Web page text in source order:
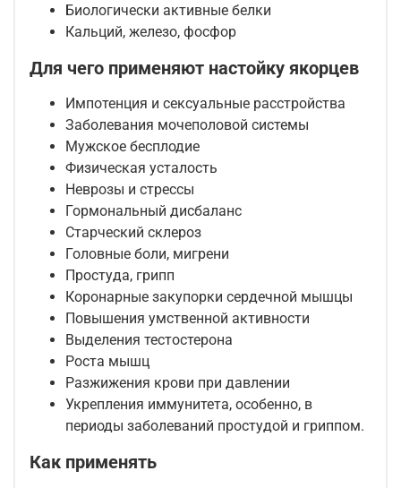
Биологически активные белки
Кальций, железо, фосфор
Для чего применяют настойку якорцев
Импотенция и сексуальные расстройства
Заболевания мочеполовой системы
Мужское бесплодие
Физическая усталость
Неврозы и стрессы
Гормональный дисбаланс
Старческий склероз
Головные боли, мигрени
Простуда, грипп
Коронарные закупорки сердечной мышцы
Повышения умственной активности
Выделения тестостерона
Роста мышц
Разжижения крови при давлении
Укрепления иммунитета, особенно, в
периоды заболеваний простудой и гриппом.
Как применять